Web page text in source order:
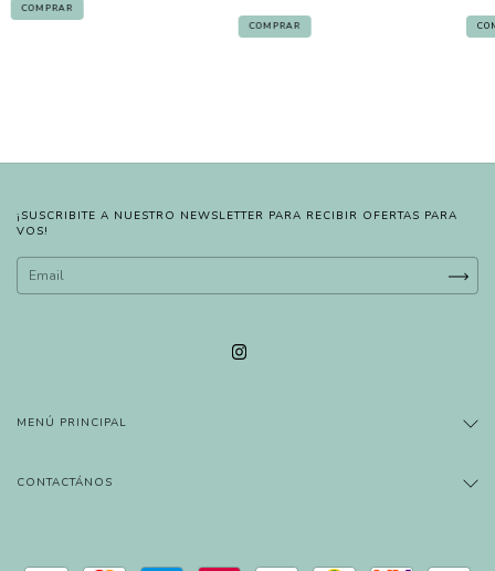
¡SUSCRIBITE A NUESTRO NEWSLETTER PARA RECIBIR OFERTAS PARA
VOS!
MENÚ PRINCIPAL
CONTACTÁNOS